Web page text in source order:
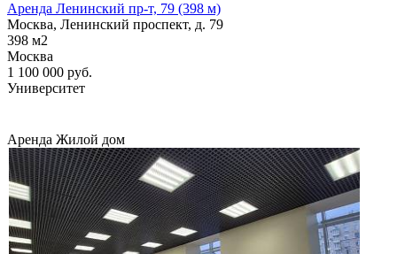
Аренда Ленинский пр-т, 79 (398 м)
Москва, Ленинский проспект, д. 79
398 м2
Москва
1 100 000 руб.
Университет
Аренда Жилой дом